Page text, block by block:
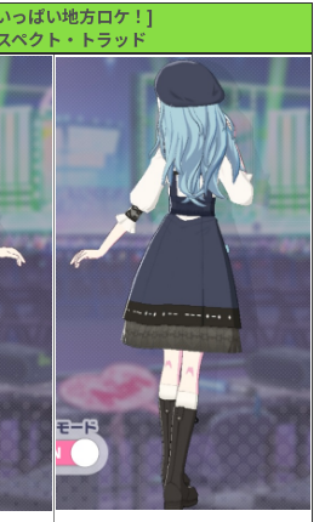
っぱい地方ロケ！]
ペクト・トラッド